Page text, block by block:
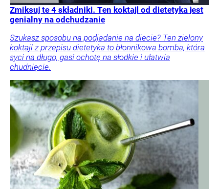
Zmiksuj te 4 składniki. Ten koktajl od dietetyka jest
genialny na odchudzanie
Szukasz sposobu na podjadanie na diecie? Ten zielony
koktajl z przepisu dietetyka to błonnikowa bomba, która
syci na długo, gasi ochotę na słodkie i ułatwia
chudnięcie.